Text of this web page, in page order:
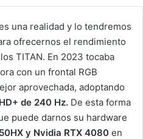
una realidad y lo tendremos
ofrecernos el rendimiento
TITAN. En 2023 tocaba
con un frontal RGB
aprovechada, adoptando
de 240 Hz. De esta forma
puede darnos su hardware
y Nvidia RTX 4080 en